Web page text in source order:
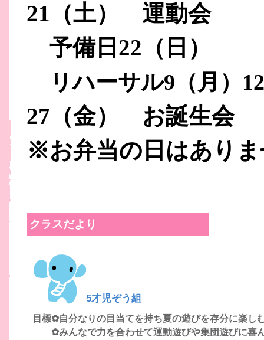
21 （土） 運動会
予備日 22 （日）
リハーサル9 （月） 12
27 （金） お誕生会
※お弁当の日はあり
クラスだより
5才児ぞう組
目標✿自分なりの目当てを持ち夏の遊びを存分に楽し
✿みんなで力を合わせて運動遊びや集団遊びに喜